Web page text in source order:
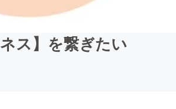
ス】を繋ぎたい